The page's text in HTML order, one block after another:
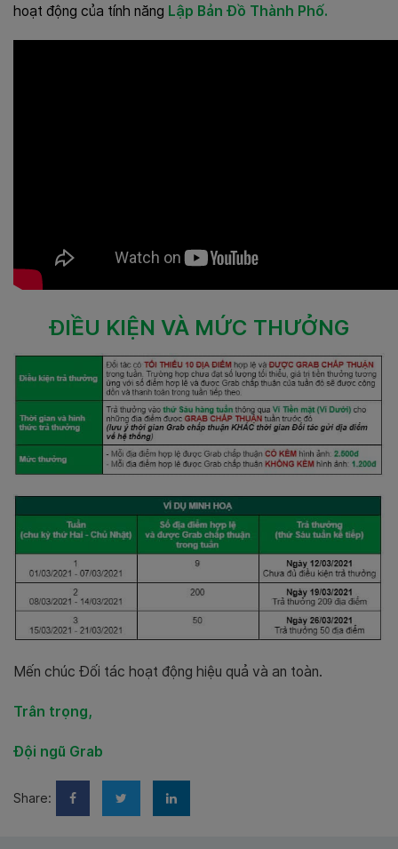
hoạt động của tính năng Lập Bản Đồ Thành Phố.
ĐIỀU KIỆN VÀ MỨC THƯỞNG
Mến chúc Đối tác hoạt động hiệu quả và an toàn.
Trân trọng,
Đội ngũ Grab
Share: